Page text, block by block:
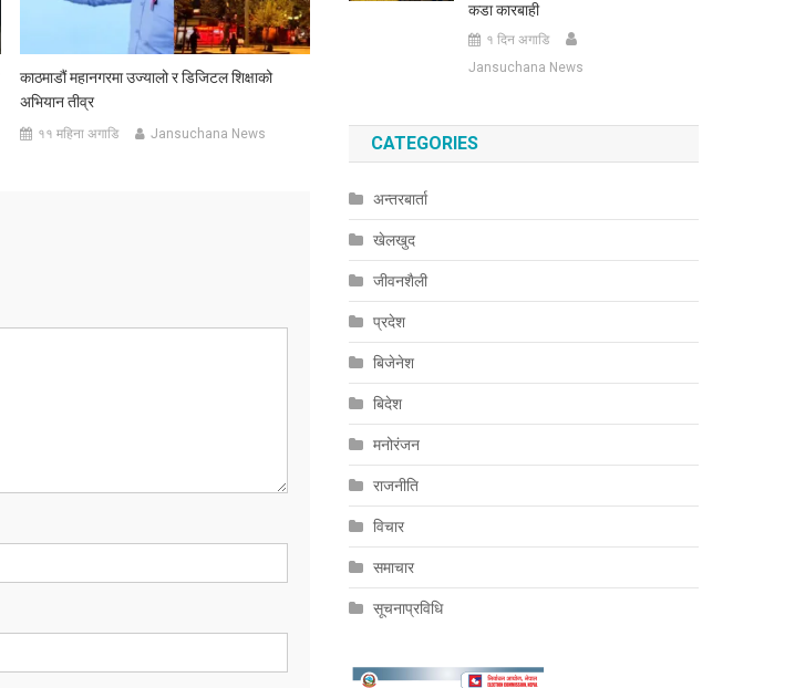
काठमाडौं महानगरमा उज्यालो र डिजिटल शिक्षाको
अभियान तीव्र
११ महिना अगाडि Jansuchana News
कडा कारबाही
१ दिन अगाडि
Jansuchana News
CATEGORIES
अन्तरबार्ता
खेलखुद
जीवनशैली
प्रदेश
बिजेनेश
बिदेश
मनोरंजन
राजनीति
विचार
समाचार
सूचनाप्रविधि